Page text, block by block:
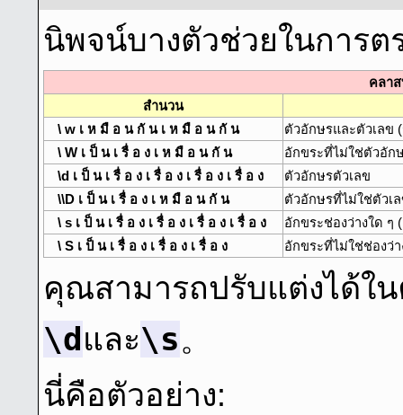
นิพจน์บางตัวช่วยในการ
คลา
สํานวน
\ w เ ห มื อ น กั น เ ห มื อ น กั น
ตัวอักษรและตัวเลข
\ W เ ป็ น เ รื่ อ ง เ ห มื อ น กั น
อักขระที่ไม่ใช่ตัวอัก
\d เ ป็ น เ รื่ อ ง เ รื่ อ ง เ รื่ อ ง เ รื่ อ ง
ตัวอักษรตัวเลข
\\D เ ป็ น เ รื่ อ ง เ ห มื อ น กั น
ตัวอักษรที่ไม่ใช่ตัวเ
\ s เ ป็ น เ รื่ อ ง เ รื่ อ ง เ รื่ อ ง เ รื่ อ ง
อักขระช่องว่างใด ๆ
\ S เ ป็ น เ รื่ อ ง เ รื่ อ ง เ รื่ อ ง
อักขระที่ไม่ใช่ช่องว่า
คุณสามารถปรับแต่งได้ใน
\d และ\s。
นี่คือตัวอย่าง: